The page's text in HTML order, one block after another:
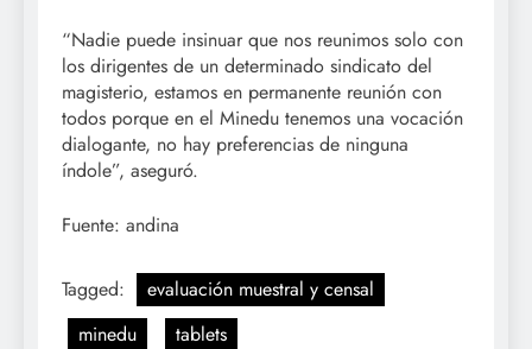
“Nadie puede insinuar que nos reunimos solo con
los dirigentes de un determinado sindicato del
magisterio, estamos en permanente reunión con
todos porque en el Minedu tenemos una vocación
dialogante, no hay preferencias de ninguna
índole”, aseguró.
Fuente: andina
Tagged:
evaluación muestral y censal
minedu
tablets